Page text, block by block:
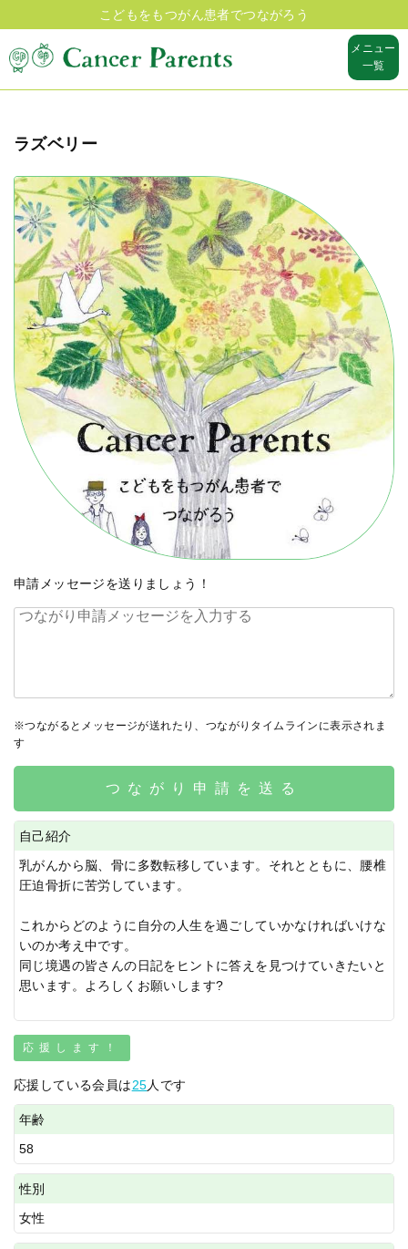
こどもをもつがん患者でつながろう
メニュー
一覧
ラズベリー
申請メッセージを送りましょう！
※つながるとメッセージが送れたり、つながりタイムラインに表示されま
す
つながり申請を送る
自己紹介
乳がんから脳、骨に多数転移しています。それとともに、腰椎
圧迫骨折に苦労しています。
これからどのように自分の人生を過ごしていかなければいけな
いのか考え中です。
同じ境遇の皆さんの日記をヒントに答えを見つけていきたいと
思います。よろしくお願いします?
応援します！
応援している会員は25人です
年齢
58
性別
女性